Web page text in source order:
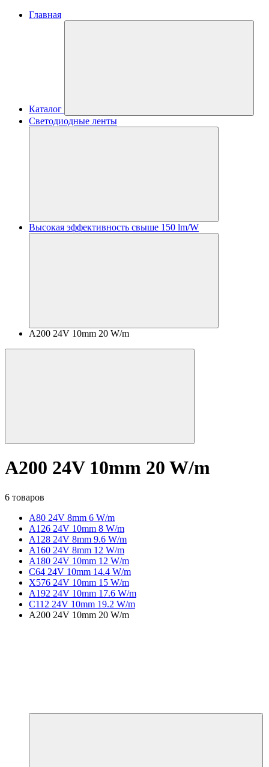
Главная
Каталог
Светодиодные ленты
Высокая эффективность свыше 150 lm/W
A200 24V 10mm 20 W/m
A200 24V 10mm 20 W/m
6 товаров
A80 24V 8mm 6 W/m
A126 24V 10mm 8 W/m
A128 24V 8mm 9.6 W/m
A160 24V 8mm 12 W/m
A180 24V 10mm 12 W/m
C64 24V 10mm 14.4 W/m
X576 24V 10mm 15 W/m
A192 24V 10mm 17.6 W/m
C112 24V 10mm 19.2 W/m
A200 24V 10mm 20 W/m